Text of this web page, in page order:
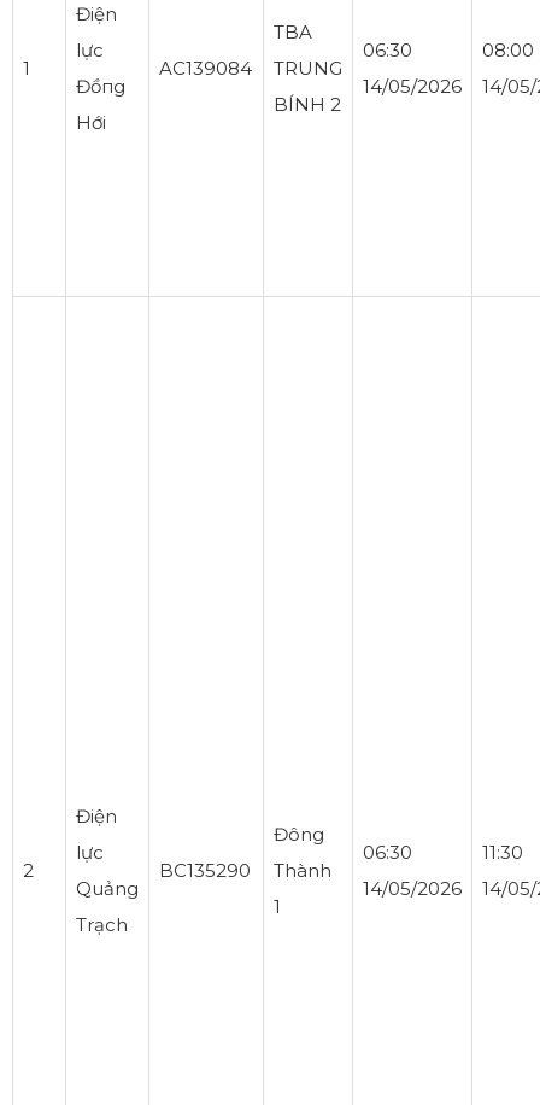
1
Điện
lực
Đồпg
Hới
AC139084
TBA
TRUNG
BÍNH 2
06:30
14/05/2026
08:00
14/
2
Điện
lực
Quảng
Trạch
BC135290
Đông
Thành
1
06:30
14/05/2026
11:30
14/